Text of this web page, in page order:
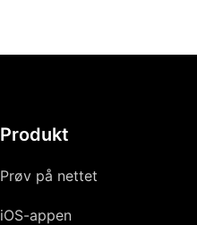
Produkt
Prøv på nettet
iOS-appen